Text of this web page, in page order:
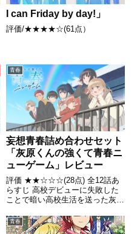
I can Friday by day!」
評価/★★★★☆(61点）
青春
妄想青春詰め合わせセット
「灰原くんの強くて青春ニ
ューゲーム」レビュー
評価 ★★☆☆☆(28点) 全12話あ
らすじ 高校デビューに失敗した
ことで暗い高校生活を送った灰原
前にタイムスリップした。 引用-
Wikipedia
青春